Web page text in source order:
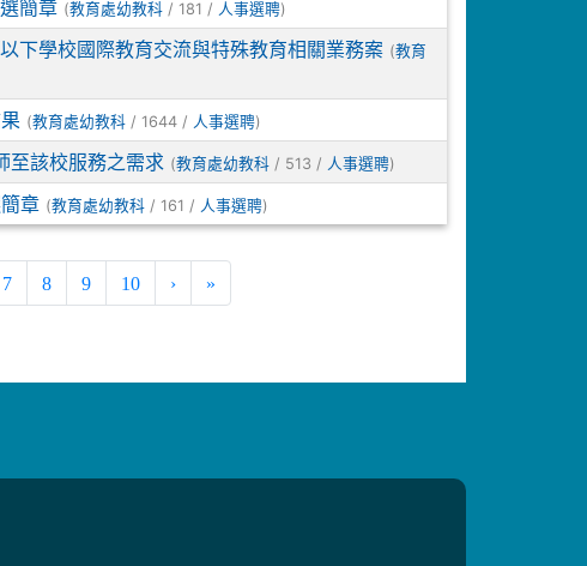
簡章 (教育處幼教科 / 181 / 人事選聘)
下學校國際教育交流與特殊教育相關業務案 (教育
(教育處幼教科 / 1644 / 人事選聘)
至該校服務之需求 (教育處幼教科 / 513 / 人事選聘)
章 (教育處幼教科 / 161 / 人事選聘)
7 8 9 10 › »